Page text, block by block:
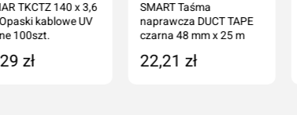
TKCTZ 140 x 3,6
kablowe UV
100szt.
zł
SMART Taśma
naprawcza DUCT TAPE
czarna 48 mm x 25 m
22,21 zł